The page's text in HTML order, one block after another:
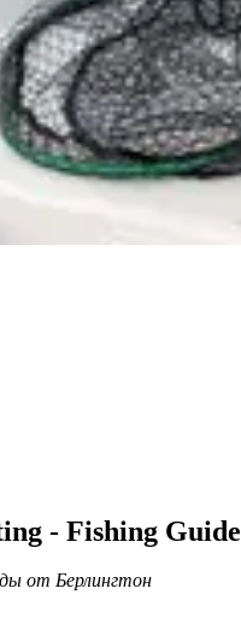
- Fishing Guide
от Берлингтон